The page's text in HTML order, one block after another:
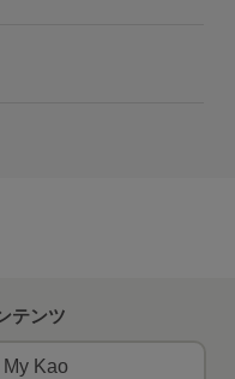
テンツ
Kao